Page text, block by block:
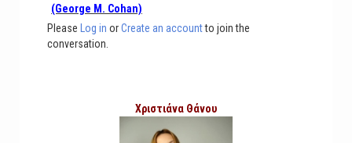
(George M. Cohan)
Please
Log in orCreate an accountto join the
conversation.
Χριστιάνα Θάνου